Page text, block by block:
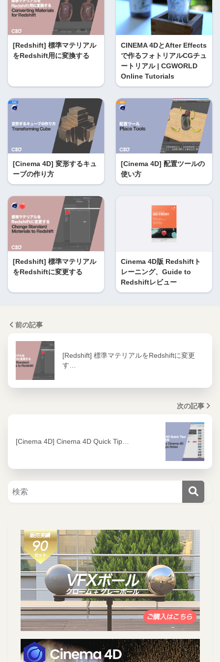
[Redshift] 標準マテリアル
をRedshift用に変換する
CINEMA 4DとAfter Effects
で作るフォトリアルCGチュ
ートリアル | CGWORLD
Online Tutorials
[Cinema 4D] 変形するキュ
ーブの作り方
[Cinema 4D] 配置ツールの
使い方
[Redshift] 標準マテリアル
をRedshiftに変更する
Cinema 4D版 Redshiftト
レーニング、Guide to
Redshiftレビュー
前の記事
[Redshift] 標準マテリアルをRedshiftに変更
す…
次の記事
[Cinema 4D] Cinema 4D Quick Tip…